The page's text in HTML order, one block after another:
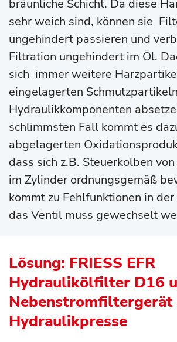
bräunliche Schicht. Da diese
sehr weich sind, können sie
ungehindert passieren und
Filtration ungehindert im Öl.
sich immer weitere
eingelagerten
Hydraulikkomponenten
schlimmsten Fall kommt es
abgelagerten
dass sich z.B. Steuerkolben
im Zylinder ordnungsgemäß
kommt zu Fehlfunktionen in
das Ventil muss gewechselt
Lösung: FRIESS EFR
Hydraulikölfilter D16
Nebenstromfiltergerät
Hydraulikpresse